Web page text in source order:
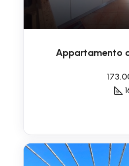
Appartamento